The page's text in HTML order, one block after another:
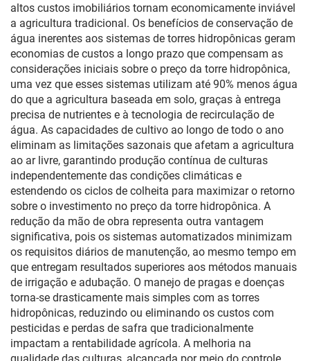
altos custos imobiliários tornam economicamente inviável
a agricultura tradicional. Os benefícios de conservação de
água inerentes aos sistemas de torres hidropônicas geram
economias de custos a longo prazo que compensam as
considerações iniciais sobre o preço da torre hidropônica,
uma vez que esses sistemas utilizam até 90% menos água
do que a agricultura baseada em solo, graças à entrega
precisa de nutrientes e à tecnologia de recirculação de
água. As capacidades de cultivo ao longo de todo o ano
eliminam as limitações sazonais que afetam a agricultura
ao ar livre, garantindo produção contínua de culturas
independentemente das condições climáticas e
estendendo os ciclos de colheita para maximizar o retorno
sobre o investimento no preço da torre hidropônica. A
redução da mão de obra representa outra vantagem
significativa, pois os sistemas automatizados minimizam
os requisitos diários de manutenção, ao mesmo tempo em
que entregam resultados superiores aos métodos manuais
de irrigação e adubação. O manejo de pragas e doenças
torna-se drasticamente mais simples com as torres
hidropônicas, reduzindo ou eliminando os custos com
pesticidas e perdas de safra que tradicionalmente
impactam a rentabilidade agrícola. A melhoria na